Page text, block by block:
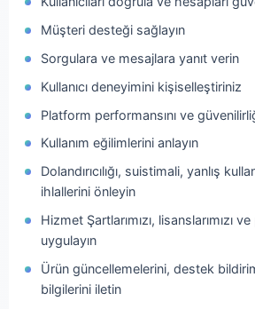
Müşteri desteği sağlayın
Sorgulara ve mesajlara yanıt verin
Kullanıcı deneyimini kişiselleştiriniz
Platform performansını ve
Kullanım eğilimlerini anlayın
Dolandırıcılığı, suistimali, yanlış
ihlallerini önleyin
Hizmet Şartlarımızı, lisanslarımızı
uygulayın
Ürün güncellemelerini, destek
bilgilerini iletin